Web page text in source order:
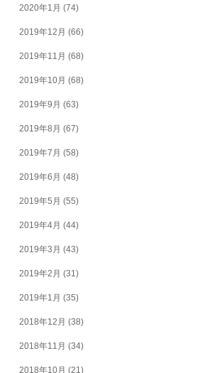
2020年1月 (74)
2019年12月 (66)
2019年11月 (68)
2019年10月 (68)
2019年9月 (63)
2019年8月 (67)
2019年7月 (58)
2019年6月 (48)
2019年5月 (55)
2019年4月 (44)
2019年3月 (43)
2019年2月 (31)
2019年1月 (35)
2018年12月 (38)
2018年11月 (34)
2018年10月 (21)